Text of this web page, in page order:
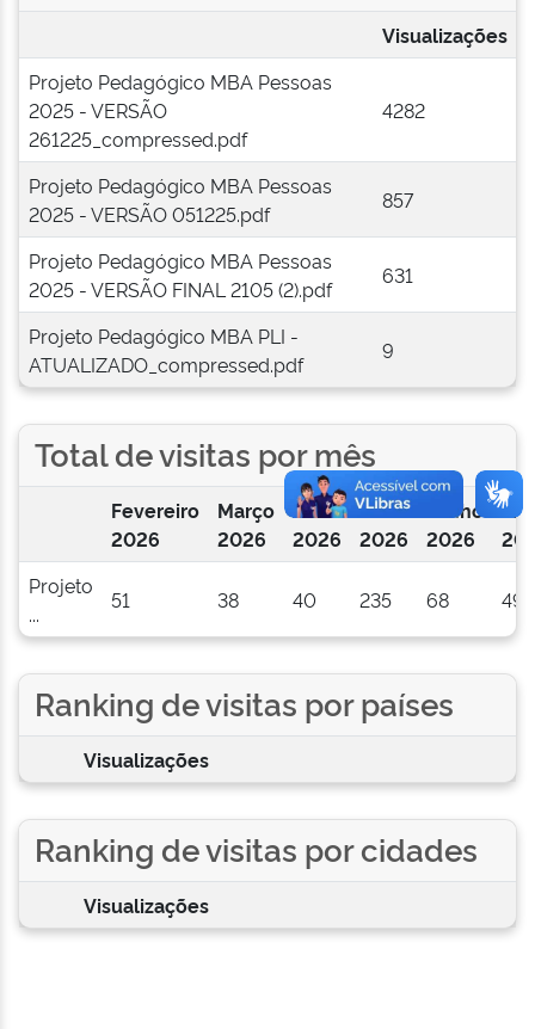
Visualizações
Projeto Pedagógico MBA Pessoas
2025 - VERSÃO
261225_compressed.pdf
4282
Projeto Pedagógico MBA Pessoas
2025 - VERSÃO 051225.pdf
857
Projeto Pedagógico MBA Pessoas
2025 - VERSÃO FINAL 2105 (2).pdf
631
Projeto Pedagógico MBA PLI -
ATUALIZADO_compressed.pdf
9
Total de visitas por mês
Fevereiro
2026
Março
2026
Abril
2026
Maio
2026
Junho
2026
Projeto
...
51 38 40 235 68 49
Ranking de visitas por países
Visualizações
Ranking de visitas por cidades
Visualizações